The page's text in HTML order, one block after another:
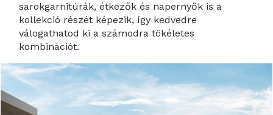
sarokgarnitúrák, étkezők és napernyők is a
kollekció részét képezik, így kedvedre
válogathatod ki a számodra tökéletes
kombinációt.